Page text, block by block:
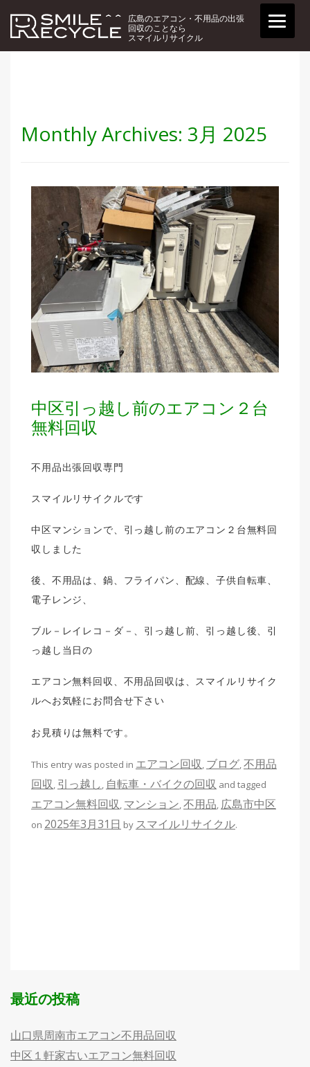
広島のエアコン・不用品の出張
回収のことなら
スマイルリサイクル
Monthly Archives: 3月 2025
中区引っ越し前のエアコン２台
無料回収
不用品出張回収専門
スマイルリサイクルです
中区マンションで、引っ越し前のエアコン２台無料回
収しました
後、不用品は、鍋、フライパン、配線、子供自転車、
電子レンジ、
ブル－レイレコ－ダ－、引っ越し前、引っ越し後、引
っ越し当日の
エアコン無料回収、不用品回収は、スマイルリサイク
ルへお気軽にお問合せ下さい
お見積りは無料です。
This entry was posted in エアコン回収, ブログ,不用品
回収, 引っ越し, 自転車・バイクの回収 and tagged
エアコン無料回収, マンション,不用品, 広島市中区
on 2025年3月31日 by スマイルリサイクル.
最近の投稿
山口県周南市エアコン不用品回収
中区１軒家古いエアコン無料回収